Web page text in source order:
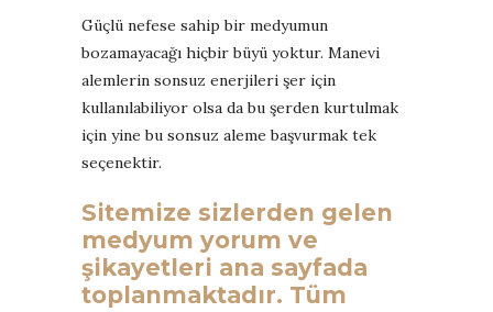
Güçlü nefese sahip bir medyumun
bozamayacağı hiçbir büyü yoktur. Manevi
alemlerin sonsuz enerjileri şer için
kullanılabiliyor olsa da bu şerden kurtulmak
için yine bu sonsuz aleme başvurmak tek
seçenektir.
Sitemize sizlerden gelen
medyum yorum ve
şikayetleri ana sayfada
toplanmaktadır. Tüm